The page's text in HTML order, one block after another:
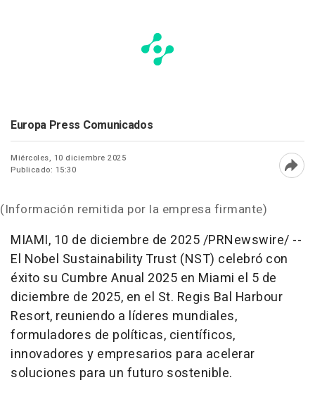
Europa Press Comunicados
Miércoles, 10 diciembre 2025
Publicado: 15:30
(Información remitida por la empresa firmante)
MIAMI, 10 de diciembre de 2025/PRNewswire/ --
El Nobel Sustainability Trust (NST) celebró con
éxito su Cumbre Anual 2025 en Miami el 5 de
diciembre de 2025, en el St. Regis Bal Harbour
Resort, reuniendo a líderes mundiales,
formuladores de políticas, científicos,
innovadores y empresarios para acelerar
soluciones para un futuro sostenible.